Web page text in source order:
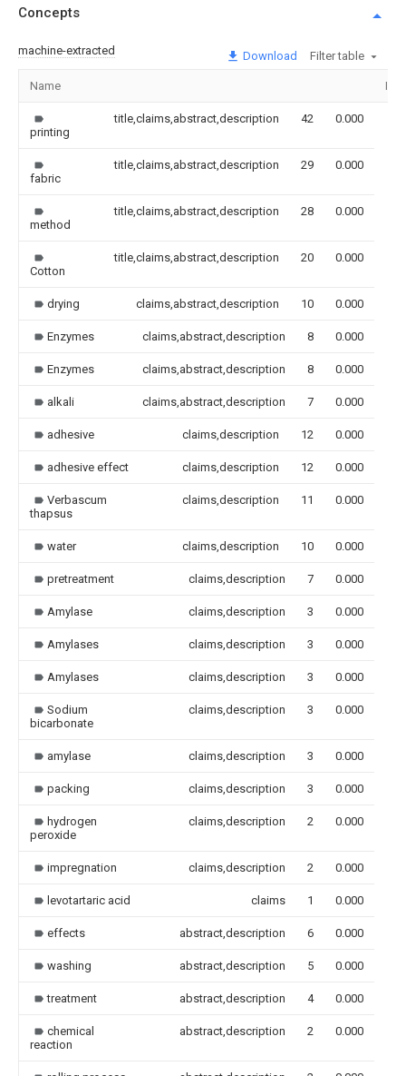
Concepts
machine-extracted Download Filter table
Name
printing
title,claims,abstract,description 42 0.000
fabric
title,claims,abstract,description 29 0.000
method
title,claims,abstract,description 28 0.000
Cotton
title,claims,abstract,description 20 0.000
drying claims,abstract,description 10 0.000
Enzymes claims,abstract,description 8 0.000
Enzymes claims,abstract,description 8 0.000
alkali claims,abstract,description 7 0.000
adhesive claims,description 12 0.000
adhesive effect claims,description 12 0.000
Verbascum
thapsus
claims,description 11 0.000
water claims,description 10 0.000
pretreatment claims,description 7 0.000
Amylase claims,description 3 0.000
Amylases claims,description 3 0.000
Amylases claims,description 3 0.000
Sodium
bicarbonate
claims,description 3 0.000
amylase claims,description 3 0.000
packing claims,description 3 0.000
hydrogen
peroxide
claims,description 2 0.000
impregnation claims,description 2 0.000
levotartaric acid claims 1 0.000
effects abstract,description 6 0.000
washing abstract,description 5 0.000
treatment abstract,description 4 0.000
chemical
reaction
abstract,description 2 0.000